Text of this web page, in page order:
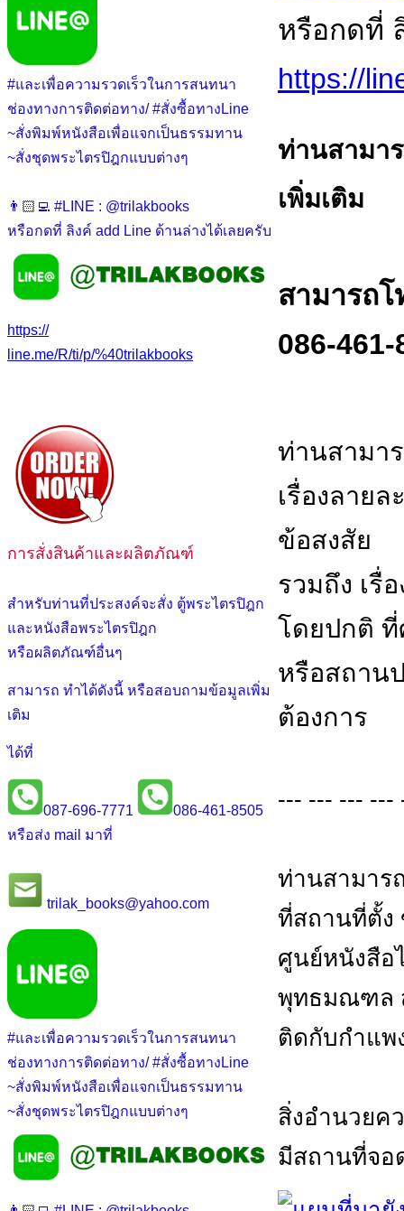
#และเพื่อความรวดเร็วในการสนทนา
ช่องทางการติดต่อทาง/ #สั่งซื้อทางLine
~สั่งพิมพ์หนังสือเพื่อแจกเป็นธรรมทาน
~สั่งชุดพระไตรปิฎกแบบต่างๆ
👨🏻‍💻 #LINE : @trilakbooks
หรือกดที่ ลิงค์ add Line ด้านล่างได้เลยครับ
https://
line.me/R/ti/p/%40trilakbooks
การสั่งสินค้าและผลิตภัณฑ์
สำหรับท่านที่ประสงค์จะสั่ง ตู้พระไตรปิฎก
และหนังสือพระไตรปิฎก
หรือผลิตภัณฑ์อื่นๆ
สามารถ ทำได้ดังนี้ หรือสอบถามข้อมูลเพิ่ม
เติม
ได้ที่
087-696-7771
086-461-8505
หรือส่ง mail มาที่
trilak_books@yahoo.com
#และเพื่อความรวดเร็วในการสนทนา
ช่องทางการติดต่อทาง/ #สั่งซื้อทางLine
~สั่งพิมพ์หนังสือเพื่อแจกเป็นธรรมทาน
~สั่งชุดพระไตรปิฎกแบบต่างๆ
หรือกดที่
https://
ท่านสามา
เพิ่มเติม
สามารถ
086-461-
ท่านสามา
เรื่องลาย
ข้อสงสัย
รวมถึง เรื่
โดยปกติ ที่
หรือสถาน
ต้องการ
--- --- --- ---
ท่านสามาร
ที่สถานที่ตั้ง
ศูนย์หนังสือ
พุทธมณฑล
ติดกับกำแ
สิ่งอำนวยค
มีสถานที่จอ